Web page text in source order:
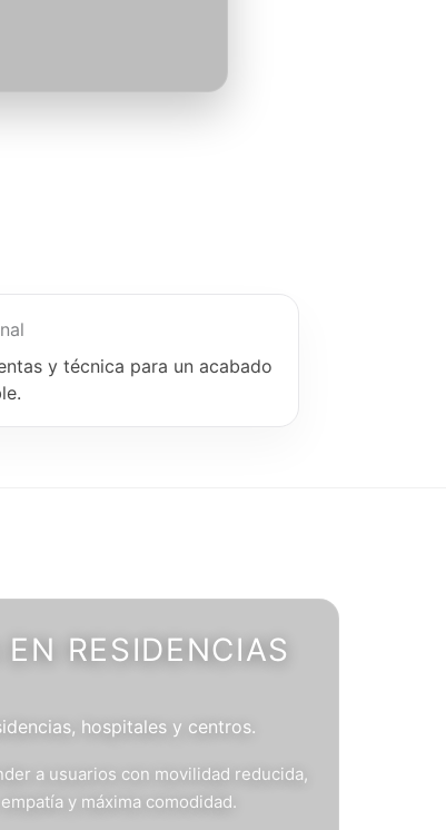
y técnica para un acabado
RESIDENCIAS
hospitales y centros.
a usuarios con movilidad reducida,
y máxima comodidad.